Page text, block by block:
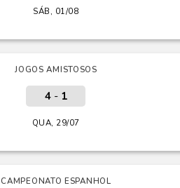
SÁB, 01/08
JOGOS AMISTOSOS
4- 1
QUA, 29/07
CAMPEONATO ESPANHOL